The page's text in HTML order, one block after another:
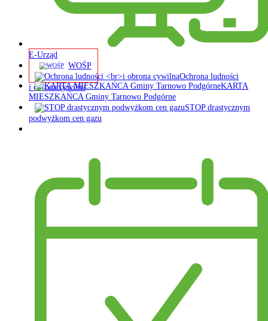
E-Urząd
WOŚP
Ochrona ludności
i obrona cywilna
KARTA
MIESZKAŃCA Gminy Tarnowo Podgórne
STOP drastycznym
podwyżkom cen gazu